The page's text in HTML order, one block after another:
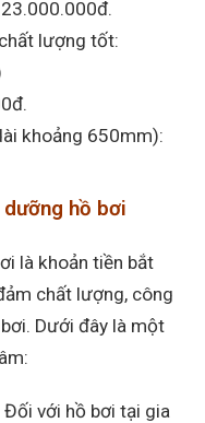
lượng tốt:
khoảng 650mm):
dưỡng hồ bơi
là khoản tiền bắt
chất lượng, công
Dưới đây là một
Đối với hồ bơi tại gia